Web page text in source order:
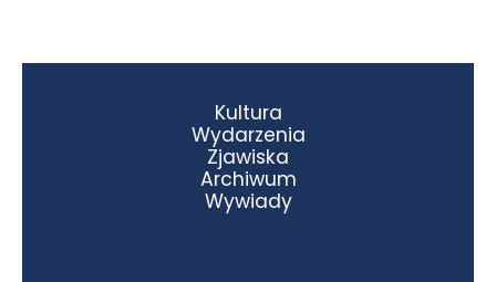
Kultura
Wydarzenia
Zjawiska
Archiwum
Wywiady